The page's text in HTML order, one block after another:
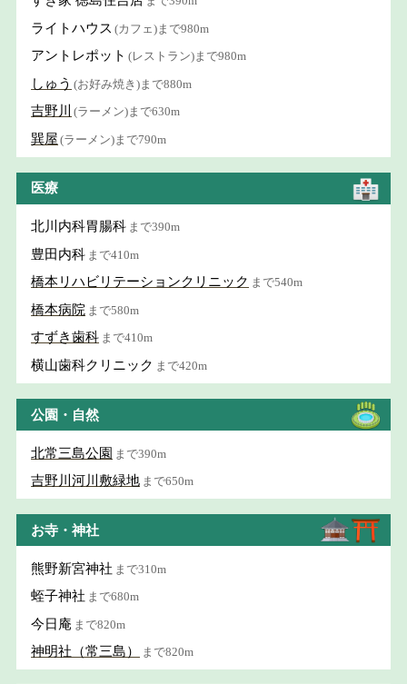
ライトハウス (カフェ)まで980m
アントレポット (レストラン)まで980m
しゅう (お好み焼き)まで880m
吉野川 (ラーメン)まで630m
巽屋 (ラーメン)まで790m
医療
北川内科胃腸科 まで390m
豊田内科 まで410m
橋本リハビリテーションクリニック まで540m
橋本病院 まで580m
すずき歯科 まで410m
横山歯科クリニック まで420m
公園・自然
北常三島公園 まで390m
吉野川河川敷緑地 まで650m
お寺・神社
熊野新宮神社 まで310m
蛭子神社 まで680m
今日庵 まで820m
神明社（常三島） まで820m